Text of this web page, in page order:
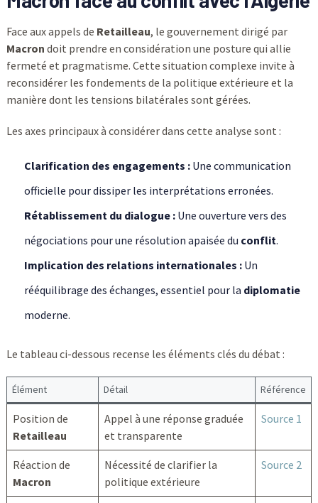
Face aux appels de Retailleau, le gouvernement dirigé par
Macron doit prendre en considération une posture qui allie
fermeté et pragmatisme. Cette situation complexe invite à
reconsidérer les fondements de la politique extérieure et la
manière dont les tensions bilatérales sont gérées.
Les axes principaux à considérer dans cette analyse sont :
Clarification des engagements :Une communication
officielle pour dissiper les interprétations erronées.
Rétablissement du dialogue :Une ouverture vers des
négociations pour une résolution apaisée du conflit.
Implication des relations internationales :Un
rééquilibrage des échanges, essentiel pour la diplomatie
moderne.
Le tableau ci-dessous recense les éléments clés du débat :
Élément Détail Référence
Position de
Retailleau
Appel à une réponse graduée
et transparente
Source 1
Réaction de
Macron
Nécessité de clarifier la
politique extérieure
Source 2